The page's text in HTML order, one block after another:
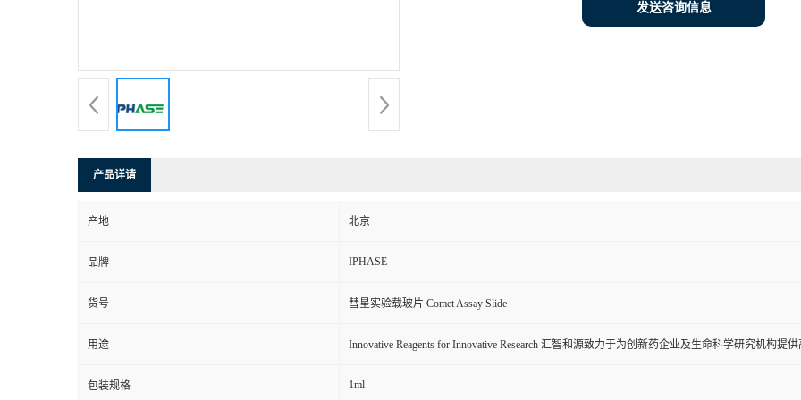
发送咨询信息
产品详请
产地 北京
品牌 IPHASE
货号 彗星实验载玻片 Comet Assay Slide
用途 Innovative Reagents for Innovative Research 汇智和源致力于为创新药企业及生命科学研究机构提
包装规格 1ml